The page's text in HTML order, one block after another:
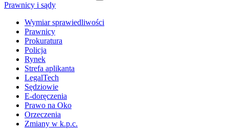
Prawnicy i sądy
Wymiar sprawiedliwości
Prawnicy
Prokuratura
Policja
Rynek
Strefa aplikanta
LegalTech
Sędziowie
E-doręczenia
Prawo na Oko
Orzeczenia
Zmiany w k.p.c.